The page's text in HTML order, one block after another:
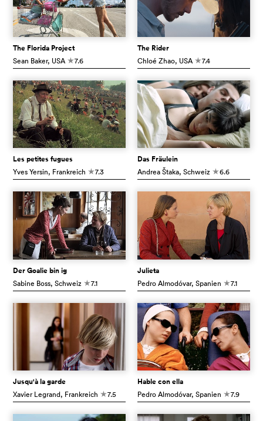
The Florida Project
Sean Baker, USA c7.6
The Rider
Chloé Zhao, USA c7.4
Les petites fugues
Yves Yersin, Frankreich c7.3
Das Fräulein
Andrea Štaka, Schweiz c6.6
Der Goalie bin ig
Sabine Boss, Schweiz c7.1
Julieta
Pedro Almodóvar, Spanien c7.1
Jusqu'à la garde
Xavier Legrand, Frankreich c7.5
Hable con ella
Pedro Almodóvar, Spanien c7.9